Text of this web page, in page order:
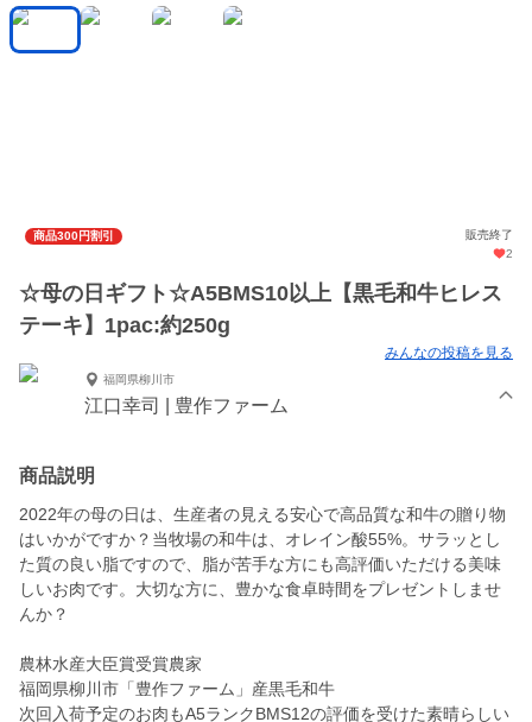
商品300円割引
販売終了
2
☆母の日ギフト☆A5BMS10以上【黒毛和牛ヒレス
テーキ】1pac:約250g
みんなの投稿を見る
福岡県柳川市
江口幸司 | 豊作ファーム
商品説明
2022年の母の日は、生産者の見える安心で高品質な和牛の贈り物
はいかがですか？当牧場の和牛は、オレイン酸55%。サラッとし
た質の良い脂ですので、脂が苦手な方にも高評価いただける美味
しいお肉です。大切な方に、豊かな食卓時間をプレゼントしませ
んか？
農林水産大臣賞受賞農家
福岡県柳川市「豊作ファーム」産黒毛和牛
次回入荷予定のお肉もA5ランクBMS12の評価を受けた素晴らしい